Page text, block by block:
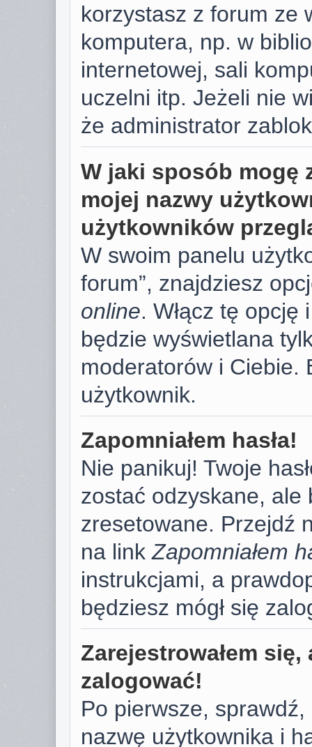
korzystasz z forum ze
komputera, np. w
internetowej, sali
uczelni itp. Jeżeli nie
że administrator
W jaki sposób mogę
mojej nazwy
użytkowników
W swoim panelu
forum”, znajdziesz
online. Włącz tę
będzie wyświetlana
moderatorów i Ciebie.
użytkownik.
Zapomniałem hasła!
Nie panikuj! Twoje
zostać odzyskane,
zresetowane. Przejdź
na linkZapomniałem
instrukcjami, a
będziesz mógł się
Zarejestrowałem
zalogować!
Po pierwsze,
nazwę użytkownika i